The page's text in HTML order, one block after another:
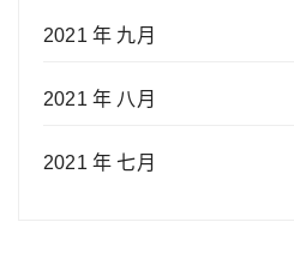
2021 年 九月
2021 年 八月
2021 年 七月